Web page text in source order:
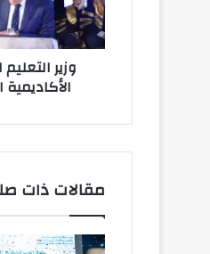
طلاب
الأكاديمية
العربية
للعلوم
والتكنولوجيا
وزير
مقالات ذات